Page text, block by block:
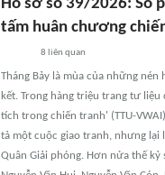
Hồ sơ số 39/2026: Số
tấm huân chương
8 liên quan
Tháng Bảy là mùa của những
kết. Trong hàng triệu trang tư
tích trong chiến tranh' (TTU-
tả một cuộc giao tranh, nhưng
Quân Giải phóng. Hơn nửa thế